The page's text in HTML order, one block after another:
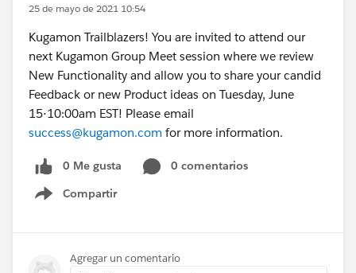
25 de mayo de 2021 10:54
Kugamon Trailblazers! You are invited to attend our
next Kugamon Group Meet session where we review
New Functionality and allow you to share your candid
Feedback or new Product ideas on Tuesday, June
15⋅10:00am EST! Please email
success@kugamon.com for more information.
0 Me gusta
0 comentarios
Compartir
Show menu
Agregar un comentario